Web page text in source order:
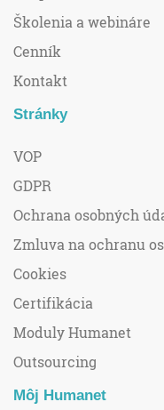
Školenia a webináre
Cenník
Kontakt
Stránky
VOP
GDPR
Ochrana osobných
Zmluva na ochranu
Cookies
Certifikácia
Moduly Humanet
Outsourcing
Môj Humanet